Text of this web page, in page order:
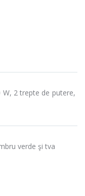
W, 2 trepte de putere,
verde şi tva
bucatarie
199,00 Lei
bucatarie